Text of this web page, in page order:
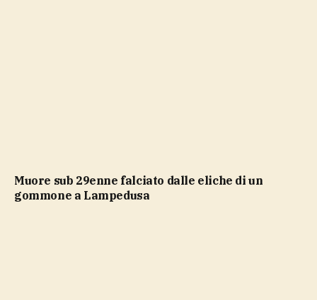
Muore sub 29enne falciato dalle eliche di un
gommone a Lampedusa